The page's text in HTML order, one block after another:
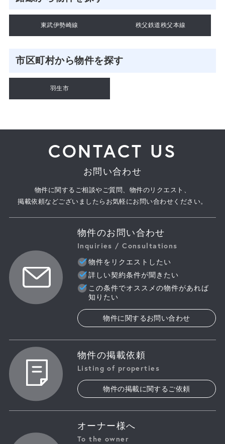
東武伊勢崎線 秩父鉄道秩父本線
市区町村から物件を探す
羽生市
CONTACT US
お問い合わせ
物件に関するご相談やご質問、物件のリクエスト、
掲載依頼などございましたらお気軽にお問い合わせください。
物件のお問い合わせ
Inquiries / Consultations
物件をリクエストしたい
詳しい契約条件が聞きたい
この条件でオススメの物件があれば
知りたい
物件に関するお問い合わせ
物件の掲載依頼
Listing of properties
物件の掲載に関するご依頼
オーナー様へ
To the owner